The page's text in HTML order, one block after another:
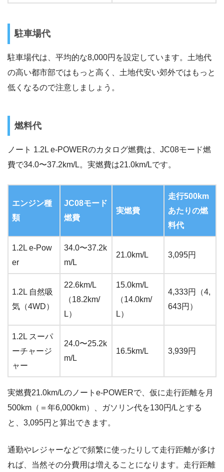
駐車場代
駐車場代は、平均的な8,000円を設定しています。土地代
の高い都市部ではもっと高く、土地代安い郊外ではもっと
低くなるので注意しましょう。
燃料代
ノート 1.2L e-POWERのカタログ燃費は、JC08モード燃
費で34.0〜37.2km/L。実燃費は21.0km/Lです。
エンジン種
類
JC08モード
燃費
実燃費
走行500km
あたりの燃
料代
1.2L e-Pow
er
34.0〜37.2k
m/L
21.0km/L 3,095円
1.2L 自然吸
気（4WD）
22.6km/L
（18.2km/
L）
15.0km/L
（14.0km/
L）
4,333円（4,
643円）
1.2L スーパ
ーチャージ
ャー
24.0〜25.2k
m/L
16.5km/L 3,939円
実燃費21.0km/Lのノートe-POWERで、仮に走行距離を月
500km（＝年6,000km）、ガソリン代を130円/Lとする
と、3,095円と算出できます。
通勤やレジャーなどで頻繁に使ったりして走行距離が多け
れば、当然その分費用は増えることになります。走行距離